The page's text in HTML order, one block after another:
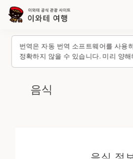
번역은 자동 번역 소프트웨어를 사용
정확하지 않을 수 있습니다. 미리 양
음식